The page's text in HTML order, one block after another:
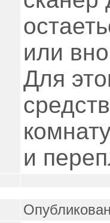
или
Для
и